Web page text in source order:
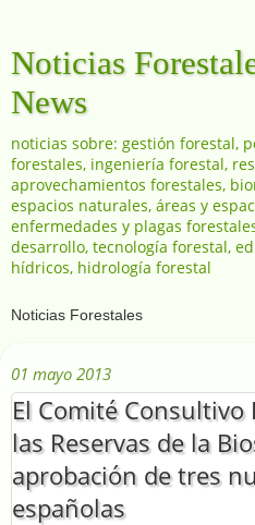
Noticias
News
noticias sobre: gestión forestal,
forestales, ingeniería forestal,
aprovechamientos forestales,
espacios naturales, áreas y
enfermedades y plagas
desarrollo, tecnología forestal,
hídricos, hidrología forestal
01 mayo 2013
El Comité
las Reservas de la
aprobación de tres
españolas